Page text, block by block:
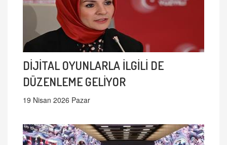
DİJİTAL OYUNLARLA İLGİLİ DE
DÜZENLEME GELİYOR
19 Nisan 2026 Pazar